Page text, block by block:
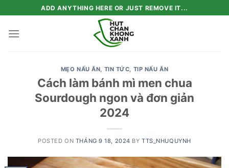
to
content
ADD ANYTHING HERE OR JUST REMOVE IT...
MẸO NẤU ĂN, TIN TỨC, TIP NẤU ĂN
Cách làm bánh mì men chua
Sourdough ngon và đơn giản
2024
POSTED ON THÁNG 9 18, 2024 BYTTS_NHUQUYNH